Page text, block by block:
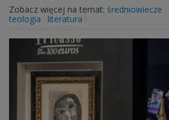
Zobacz więcej na temat: średniowiecze
teologia
literatura